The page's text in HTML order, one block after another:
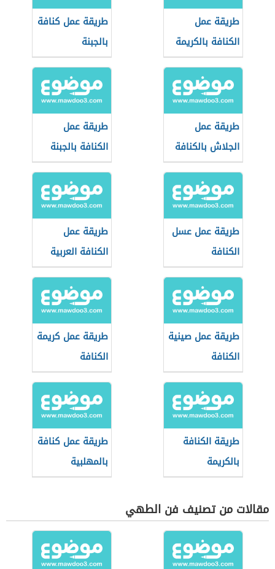
طريقة عمل
الكنافة بالكريمة
طريقة عمل كنافة
بالجبنة
طريقة عمل
الجلاش بالكنافة
طريقة عمل
الكنافة بالجبنة
طريقة عمل عسل
الكنافة
طريقة عمل
الكنافة العربية
طريقة عمل صينية
الكنافة
طريقة عمل كريمة
الكنافة
طريقة الكنافة
بالكريمة
طريقة عمل كنافة
بالمهلبية
مقالات من تصنيف فن الطهي